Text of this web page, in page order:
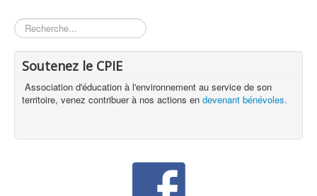
Rechercher
Soutenez le CPIE
Association d'éducation à l'environnement au service de son
territoire, venez contribuer à nos actions en devenant bénévoles.